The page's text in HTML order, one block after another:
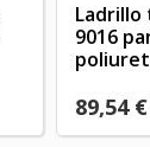
Ladrillo
9016
89,54 €